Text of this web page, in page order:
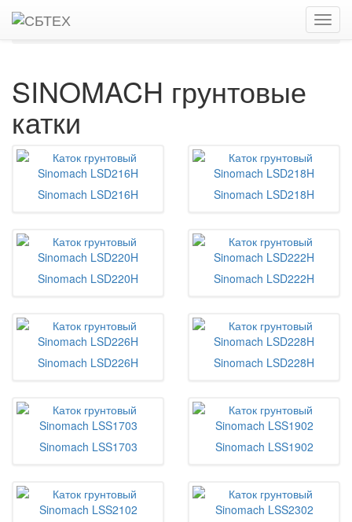
Главная
Грунтовые катки
SINOMACH грунтовые
катки
Sinomach LSD216H Sinomach LSD218H
Sinomach LSD220H Sinomach LSD222H
Sinomach LSD226H Sinomach LSD228H
Sinomach LSS1703 Sinomach LSS1902